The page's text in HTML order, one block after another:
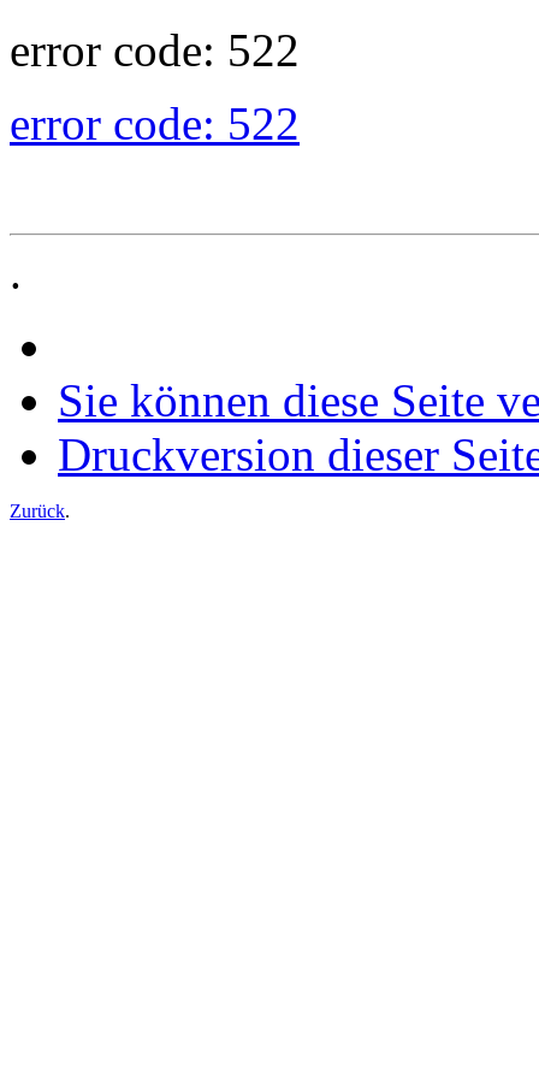
error code: 522
error code: 522
.
Sie können diese Seite
Druckversion dieser
Zurück.